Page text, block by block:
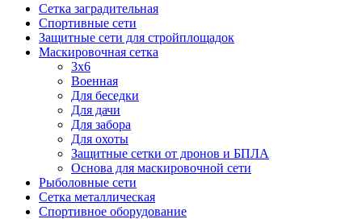
Сетка заградительная
Спортивные сети
Защитные сети для стройплощадок
Маскировочная сетка
3х6
Военная
Для беседки
Для дачи
Для забора
Для охоты
Защитные сетки от дронов и БПЛА
Основа для маскировочной сети
Рыболовные сети
Сетка металлическая
Спортивное оборудование